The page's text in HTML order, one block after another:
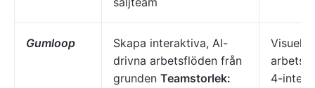
Gumloop
Skapa interaktiva, AI-
drivna arbetsflöden från
grunden Teamstorlek:
Visuell
4-